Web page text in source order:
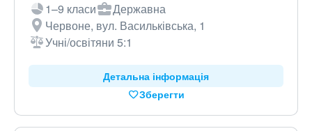
1–9 класи
Державна
Червоне, вул. Васильківська, 1
Учні/освітяни 5:1
Детальна інформація
Зберегти